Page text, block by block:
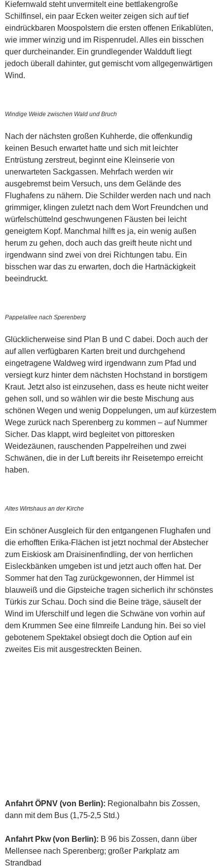
Kiefernwald steht unvermitelt eine bettlakengroße
Schilfinsel, ein paar Ecken weiter zeigen sich auf tief
eindrückbaren Moospolstern die ersten offenen Erikablüten,
wie immer winzig und im Rispenrudel. Alles ein bisschen
quer durcheinander. Ein grundlegender Waldduft liegt
jedoch überall dahinter, gut gemischt vom allgegenwärtigen
Wind.
Windige Weide zwischen Wald und Bruch
Nach der nächsten großen Kuhherde, die offenkundig
keinen Besuch erwartet hatte und sich mit leichter
Entrüstung zerstreut, beginnt eine Kleinserie von
unerwarteten Sackgassen. Mehrfach werden wir
ausgebremst beim Versuch, uns dem Gelände des
Flughafens zu nähern. Die Schilder werden nach und nach
grimmiger, klingen zuletzt nach dem Wort Freundchen und
würfelschüttelnd geschwungenen Fäusten bei leicht
geneigtem Kopf. Manchmal hilft es ja, ein wenig außen
herum zu gehen, doch auch das greift heute nicht und
irgendwann sind zwei von drei Richtungen tabu. Ein
bisschen war das zu erwarten, doch die Hartnäckigkeit
beeindruckt.
Pappelallee nach Sperenberg
Glücklicherweise sind Plan B und C dabei. Doch auch der
auf allen verfügbaren Karten breit und durchgehend
eingetragene Waldweg wird irgendwann zum Pfad und
versiegt kurz hinter dem nächsten Hochstand in borstigem
Kraut. Jetzt also ist einzusehen, dass es heute nicht weiter
gehen soll, und so wählen wir die beste Mischung aus
schönen Wegen und wenig Doppelungen, um auf kürzestem
Wege zurück nach Sperenberg zu kommen – auf Nummer
Sicher. Das klappt, wird begleitet von pittoresken
Weidezäunen, rauschenden Pappelreihen und zwei
Schwänen, die in der Luft bereits ihr Reisetempo erreicht
haben.
Altes Wirtshaus an der Kirche
Ein schöner Ausgleich für den entgangenen Flughafen und
die erhofften Erika-Flächen ist jetzt nochmal der Abstecher
zum Eiskiosk am Draisinenfindling, der von herrlichen
Eisleckbänken umgeben ist und jetzt auch offen hat. Der
Sommer hat den Tag zurückgewonnen, der Himmel ist
blauweiß und die Gipsteiche tragen sicherlich ihr schönstes
Türkis zur Schau. Doch sind die Beine träge, säuselt der
Wind im Uferschilf und legen die Schwäne von vorhin auf
dem Krummen See eine filmreife Landung hin. Bei so viel
gebotenem Spektakel obsiegt doch die Option auf ein
zweites Eis mit ausgestreckten Beinen.
Anfahrt ÖPNV (von Berlin): Regionalbahn bis Zossen,
dann mit dem Bus (1,75-2,5 Std.)
Anfahrt Pkw (von Berlin): B 96 bis Zossen, dann über
Mellensee nach Sperenberg; großer Parkplatz am
Strandbad